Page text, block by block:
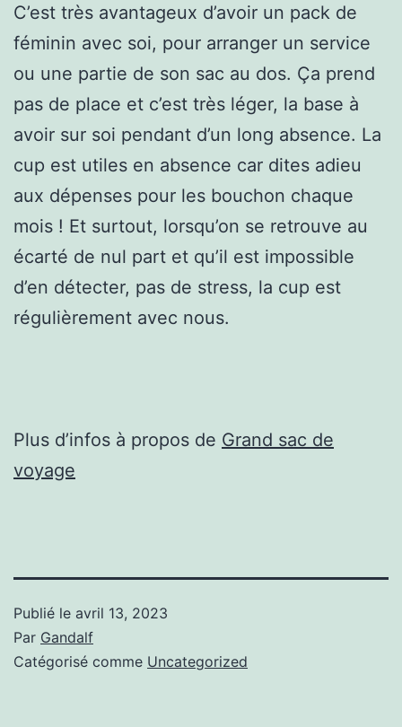
C’est très avantageux d’avoir un pack de
féminin avec soi, pour arranger un service
ou une partie de son sac au dos. Ça prend
pas de place et c’est très léger, la base à
avoir sur soi pendant d’un long absence. La
cup est utiles en absence car dites adieu
aux dépenses pour les bouchon chaque
mois ! Et surtout, lorsqu’on se retrouve au
écarté de nul part et qu’il est impossible
d’en détecter, pas de stress, la cup est
régulièrement avec nous.
Plus d’infos à propos de Grand sac de
voyage
Publié le avril 13, 2023
Par Gandalf
Catégorisé comme Uncategorized